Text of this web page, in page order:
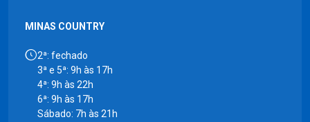
MINAS COUNTRY
2ª: fechado
3ª e 5ª: 9h às 17h
4ª: 9h às 22h
6ª: 9h às 17h
Sábado: 7h às 21h